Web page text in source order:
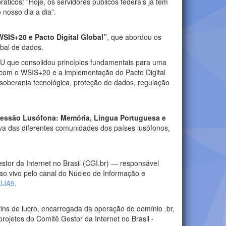
dia a dia”.
e Pacto Digital Global”, que abordou os
de dados.
que consolidou princípios fundamentais para uma
o WSIS+20 e a implementação do Pacto Digital
tecnológica, proteção de dados, regulação
Lusófona: Memória, Língua Portuguesa e
das diferentes comunidades dos países lusófonos,
da Internet no Brasil (CGI.br) — responsável
vivo pelo canal do Núcleo de Informação e
.
de lucro, encarregada da operação do domínio .br,
do Comitê Gestor da Internet no Brasil -